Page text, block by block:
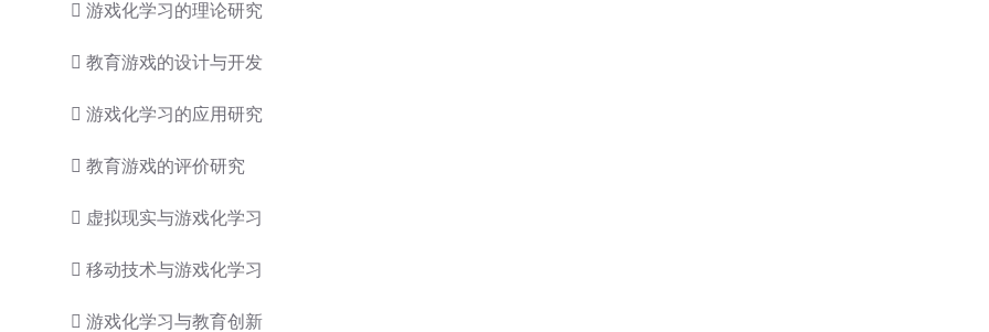
 游戏化学习的理论研究
 教育游戏的设计与开发
 游戏化学习的应用研究
 教育游戏的评价研究
 虚拟现实与游戏化学习
 移动技术与游戏化学习
 游戏化学习与教育创新